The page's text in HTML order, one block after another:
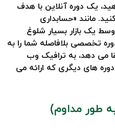
یک دوره آنلاین با هدف
مانند «حسابداری
یک بازار بسیار شلوغ
تخصصی بلافاصله شما را به
می دهد، به ترافیک وب
های دیگری که ارائه می
طور مداوم)